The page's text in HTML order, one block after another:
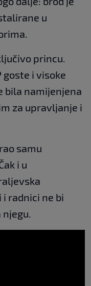
u
princu.
goste i visoke
bila namijenjena
za upravljanje i
samu
i u
radnici ne bi